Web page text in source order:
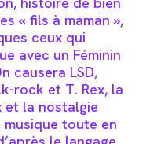
« fils à maman »,
ceux qui
avec un Féminin
causera LSD,
rock et T. Rex, la
et la nostalgie
musique toute en